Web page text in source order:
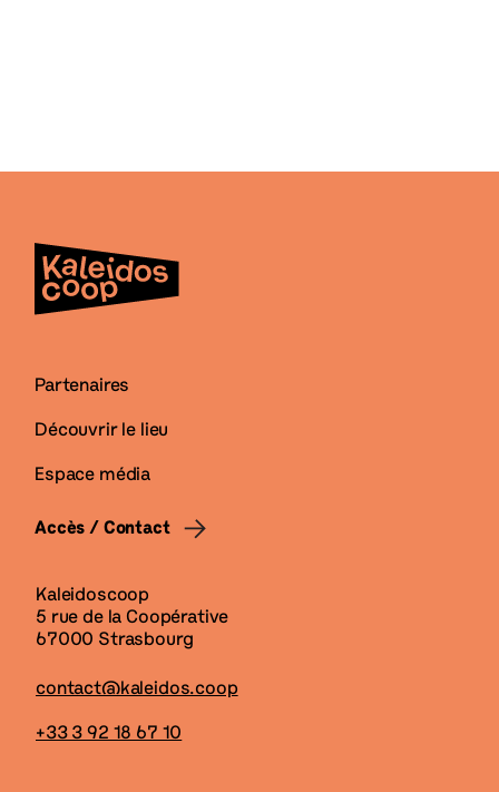
Partenaires
Découvrir le lieu
Espace média
Accès / Contact
Kaleidoscoop
5 rue de la Coopérative
67000 Strasbourg
contact@kaleidos.coop
+33 3 92 18 67 10